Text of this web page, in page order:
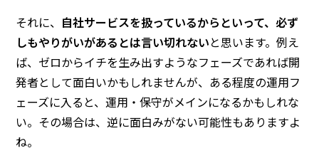
それに、 自社サービスを扱っているからといって、必ず
しもやりがいがあるとは言い切れないと思います。例え
ば、ゼロからイチを生み出すようなフェーズであれば開
発者として面白いかもしれませんが、ある程度の運用フ
ェーズに入ると、運用・保守がメインになるかもしれな
い。その場合は、逆に面白みがない可能性もありますよ
ね。